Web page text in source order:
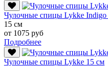
Чулочные спицы Lykke Indigo
15 см
от 1075 руб
Подробнее
Чулочные спицы Lykke 15 см